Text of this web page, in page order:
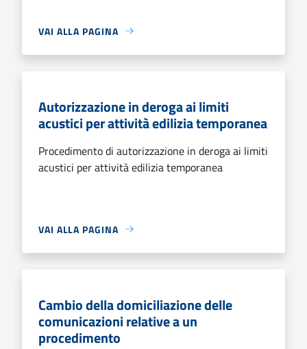
VAI ALLA PAGINA
Autorizzazione in deroga ai limiti
acustici per attività edilizia temporanea
Procedimento di autorizzazione in deroga ai limiti
acustici per attività edilizia temporanea
VAI ALLA PAGINA
Cambio della domiciliazione delle
comunicazioni relative a un
procedimento